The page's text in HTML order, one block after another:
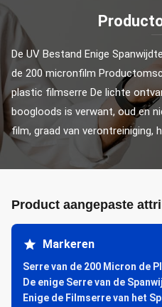
De UV Bestand Enige
de 200 micronfilm
plastic filmserre De lichte
boogloods is verwant, oud en
film, graad van verontreiniging,
Product aangepaste
Markeren
Serre van de 200 Micron de
De enige Serre van de
Enige de Filmserre van het